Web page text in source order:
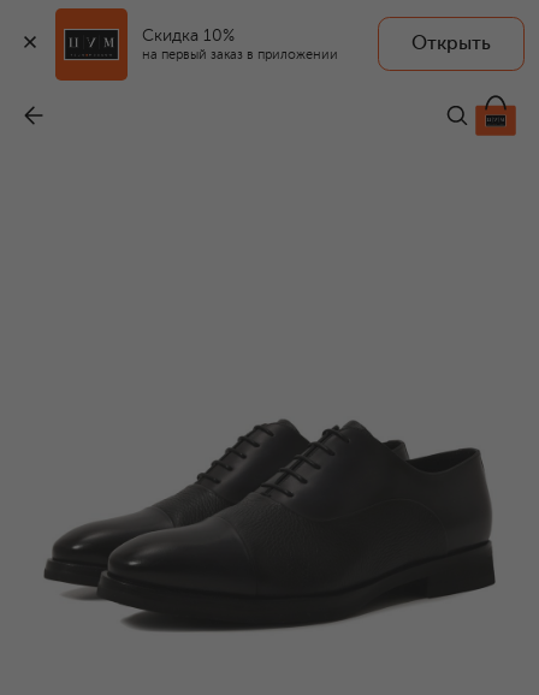
Скидка 10%
на первый заказ в приложении
Открыть
89 350 ₽